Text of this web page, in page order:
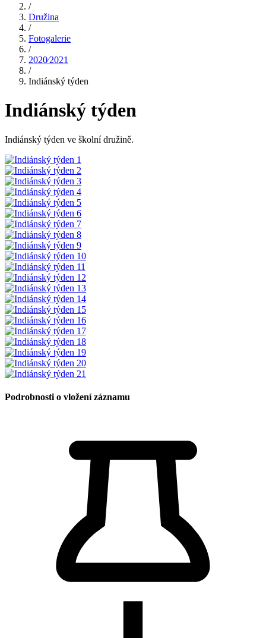
/
Družina
/
Fotogalerie
/
2020⁄2021
/
Indiánský týden
Indiánský týden
Indiánský týden ve školní družině.
Podrobnosti o vložení záznamu